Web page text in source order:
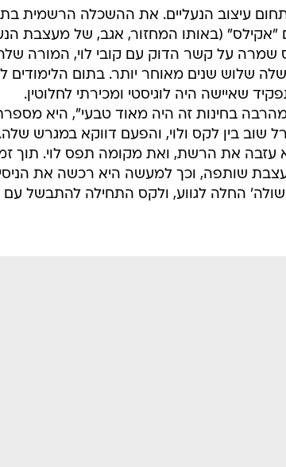
אך לקס (31) לא זרה לתחום עיצוב הנעליים. את ההשכלה הרשמית
"אקילס" (באותו המחזור, אגב, של מעצבת
שמרה על קשר הדוק עם קובי לוי, המורה
שלוש שנים מאוחר יותר. בתום הלימודים
שאיישה היה לוגיסטי ומכירתי לחלוטין.
בחינות זה היה מאוד טבעי", היא
שוב בין לקס ולוי, והפעם דווקא במגרש שלה.
את הרשת, ואת מקומה תפס לוי. תוך
שותפה, וכך למעשה היא רכשה את
החלה לגווע, ולקס התחילה להתבשל עם